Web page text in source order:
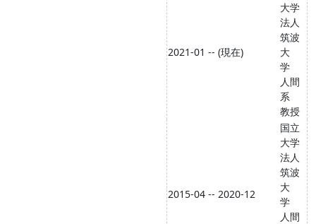
2021-01 -- (現在)
大学
法人
筑波
大
学
人間
系
教授
2015-04 -- 2020-12
国立
大学
法人
筑波
大
学
人間